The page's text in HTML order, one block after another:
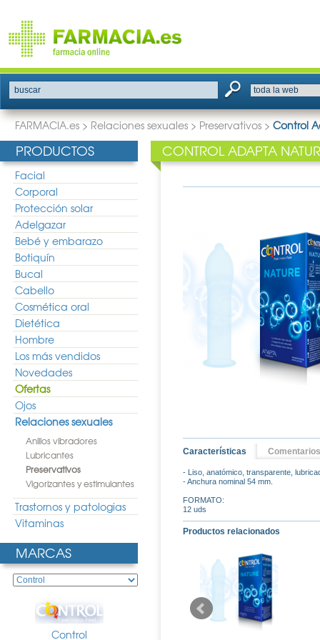
buscar
FARMACIA.es > Relaciones sexuales > Preservativos > Control
PRODUCTOS
Facial
Corporal
Protección solar
Adelgazar
Bebé y embarazo
Botiquín
Bucal
Cabello
Cosmética oral
Dietética
Hombre
Los más vendidos
Novedades
Ofertas
Ojos
Relaciones sexuales
Anillos vibradores
Lubricantes
Preservativos
Vigorizantes y estimulantes
Trastornos y patologias
Vitaminas
MARCAS
Control
CONTROL ADAPTA
Características Comentarios
- Liso, anatómico, transparente,
- Anchura nominal 54 mm.
FORMATO:
12 uds
Productos relacionados